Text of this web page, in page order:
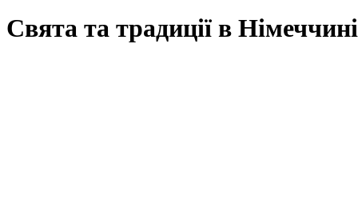
Свята та традиції в Німеччині